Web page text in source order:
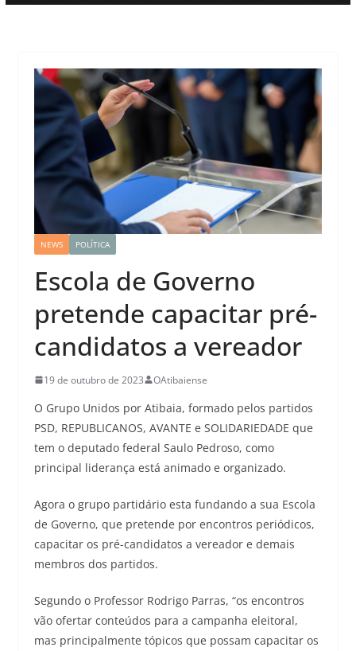
NEWS POLÍTICA
Escola de Governo
pretende capacitar pré-
candidatos a vereador
19 de outubro de 2023 OAtibaiense
O Grupo Unidos por Atibaia, formado pelos partidos
PSD, REPUBLICANOS, AVANTE e SOLIDARIEDADE que
tem o deputado federal Saulo Pedroso, como
principal liderança está animado e organizado.
Agora o grupo partidário esta fundando a sua Escola
de Governo, que pretende por encontros periódicos,
capacitar os pré-candidatos a vereador e demais
membros dos partidos.
Segundo o Professor Rodrigo Parras, “os encontros
vão ofertar conteúdos para a campanha eleitoral,
mas principalmente tópicos que possam capacitar os